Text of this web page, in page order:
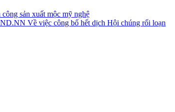
sản xuất mộc mỹ nghệ
Về việc công bố hết dịch Hội chúng rối loạn